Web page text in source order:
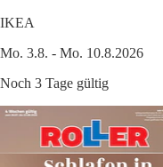
IKEA
Mo. 3.8. - Mo. 10.8.2026
Noch 3 Tage gültig